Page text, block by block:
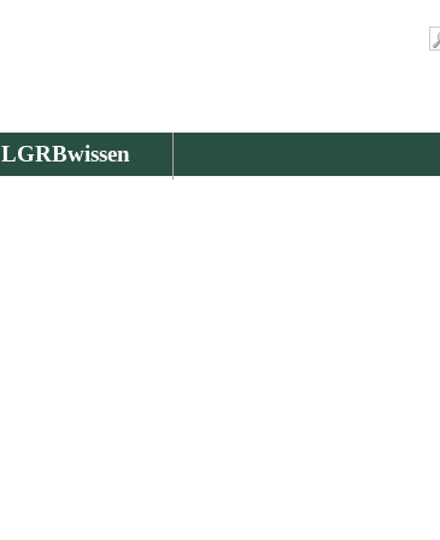
LGRBwissen